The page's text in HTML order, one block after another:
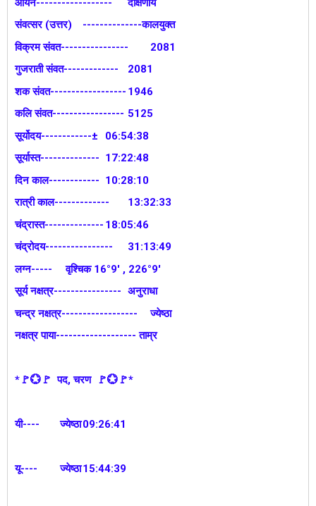
आयन------------------
दक्षिणाय
संवत्सर (उत्तर)
--------------कालयुक्त
विक्रम संवत----------------
2081
गुजराती संवत-------------
2081
शक संवत------------------ 1946
कलि संवत----------------- 5125
सूर्योदय------------±
06:54:38
सूर्यास्त-------------- 17:22:48
दिन काल------------ 10:28:10
रात्री काल-------------
13:32:33
चंद्रास्त-------------- 18:05:46
चंद्रोदय----------------
31:13:49
लग्न-----
वृश्चिक 16°9' , 226°9'
सूर्य नक्षत्र---------------- अनुराधा
चन्द्र नक्षत्र------------------
ज्येष्ठा
नक्षत्र पाया------------------- ताम्र
*🚩💮🚩 पद, चरण 🚩💮🚩*
यी---- ज्येष्ठा09:26:41
यू---- ज्येष्ठा15:44:39